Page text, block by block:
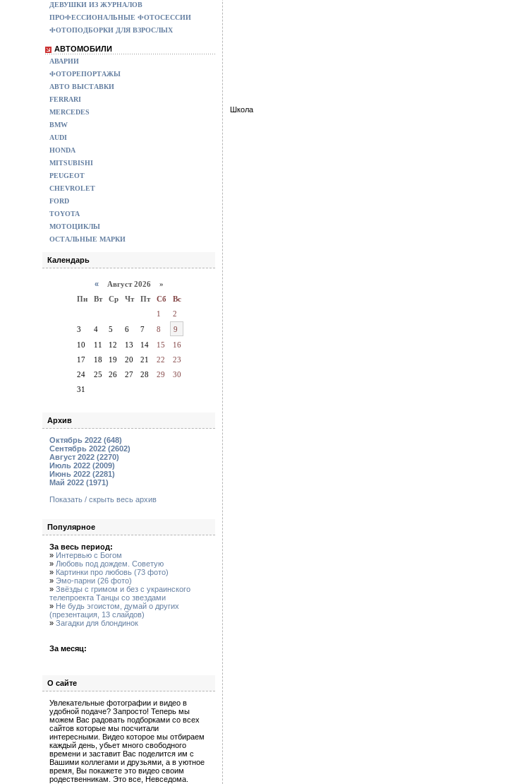
ДЕВУШКИ ИЗ ЖУРНАЛОВ
ПРОФЕССИОНАЛЬНЫЕ ФОТОСЕССИИ
ФОТОПОДБОРКИ ДЛЯ ВЗРОСЛЫХ
АВТОМОБИЛИ
АВАРИИ
ФОТОРЕПОРТАЖЫ
АВТО ВЫСТАВКИ
FERRARI
MERCEDES
BMW
AUDI
HONDA
MITSUBISHI
PEUGEOT
CHEVROLET
FORD
TOYOTA
МОТОЦИКЛЫ
ОСТАЛЬНЫЕ МАРКИ
Календарь
« Август 2026 »
Пн
Вт Ср Чт Пт Сб
Вс
1
2
3
4 5 6 7 8
9
10
11 12 13 14 15
16
17
18 19 20 21 22
23
24
25 26 27 28 29
30
31
Архив
Октябрь 2022 (648)
Сентябрь 2022 (2602)
Август 2022 (2270)
Июль 2022 (2009)
Июнь 2022 (2281)
Май 2022 (1971)
Показать / скрыть весь архив
Популярное
За весь период:
» Интервью с Богом
» Любовь под дождем. Советую
» Картинки про любовь (73 фото)
» Эмо-парни (26 фото)
» Звёзды с гримом и без с украинского
телепроекта Танцы со звездами
» Не будь эгоистом, думай о других
(презентация, 13 слайдов)
» Загадки для блондинок
За месяц:
О сайте
Увлекательные фотографии и видео в
удобной подаче? Запросто! Теперь мы
можем Вас радовать подборками со всех
сайтов которые мы посчитали
интересными. Видео которое мы отбираем
каждый день, убьет много свободного
времени и заставит Вас поделится им с
Вашими коллегами и друзьями, а в уютное
время, Вы покажете это видео своим
родественникам. Это все, Невседома.
Школа